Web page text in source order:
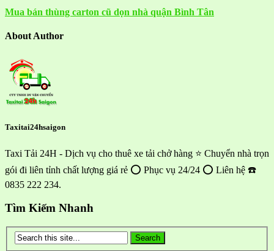
Mua bán thùng carton cũ dọn nhà quận Bình Tân
About Author
Taxitai24hsaigon
Taxi Tải 24H - Dịch vụ cho thuê xe tải chở hàng ⭐ Chuyển nhà trọn
gói đi liên tỉnh chất lượng giá rẻ ⭕ Phục vụ 24/24 ⭕ Liên hệ ☎️
0835 222 234.
Tìm Kiếm Nhanh